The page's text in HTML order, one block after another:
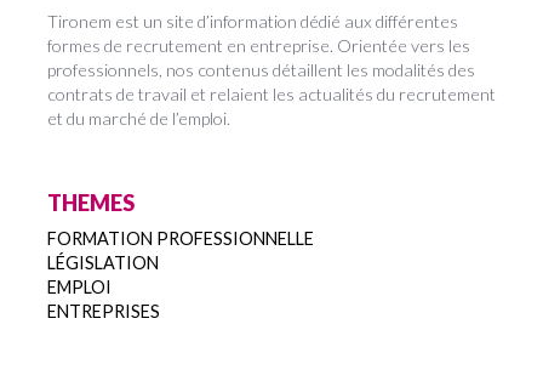
Tironem est un site d’information dédié aux différentes
formes de recrutement en entreprise. Orientée vers les
professionnels, nos contenus détaillent les modalités des
contrats de travail et relaient les actualités du recrutement
et du marché de l’emploi.
THEMES
FORMATION PROFESSIONNELLE
LÉGISLATION
EMPLOI
ENTREPRISES